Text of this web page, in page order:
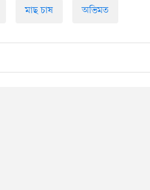
মাছ চাষ অভিমত